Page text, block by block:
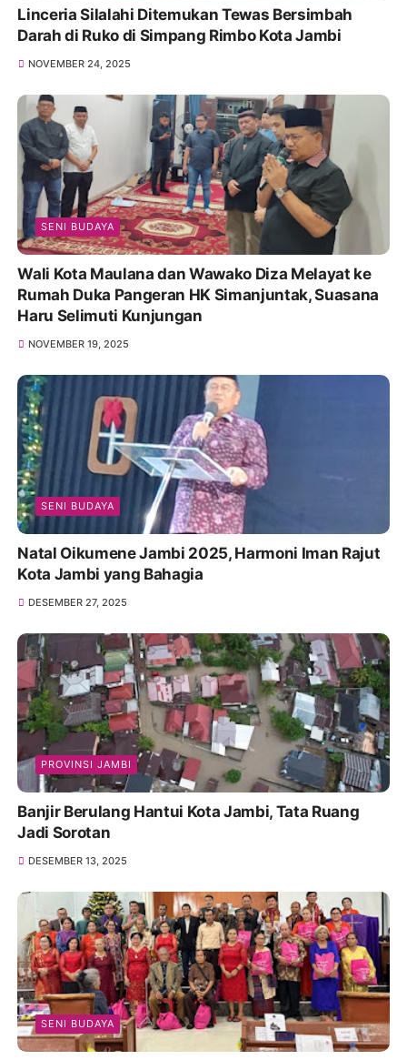
Linceria Silalahi Ditemukan Tewas Bersimbah
Darah di Ruko di Simpang Rimbo Kota Jambi
NOVEMBER 24, 2025
SENI BUDAYA
Wali Kota Maulana dan Wawako Diza Melayat ke
Rumah Duka Pangeran HK Simanjuntak, Suasana
Haru Selimuti Kunjungan
NOVEMBER 19, 2025
SENI BUDAYA
Natal Oikumene Jambi 2025, Harmoni Iman Rajut
Kota Jambi yang Bahagia
DESEMBER 27, 2025
PROVINSI JAMBI
Banjir Berulang Hantui Kota Jambi, Tata Ruang
Jadi Sorotan
DESEMBER 13, 2025
SENI BUDAYA